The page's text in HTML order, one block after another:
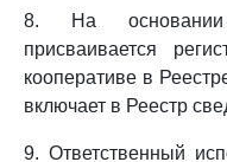
8. На
присваивается
кооперативе в
включает в Реестр
9. Ответственный